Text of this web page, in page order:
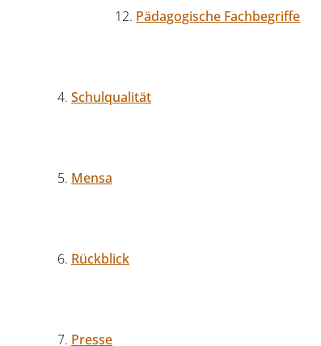
Pädagogische Fachbegriffe
Schulqualität
Mensa
Rückblick
Presse